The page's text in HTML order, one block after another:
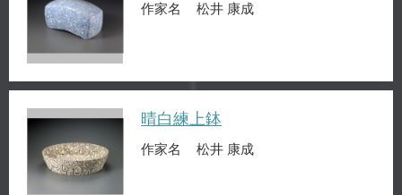
作家名 松井 康成
晴白練上鉢
作家名 松井 康成